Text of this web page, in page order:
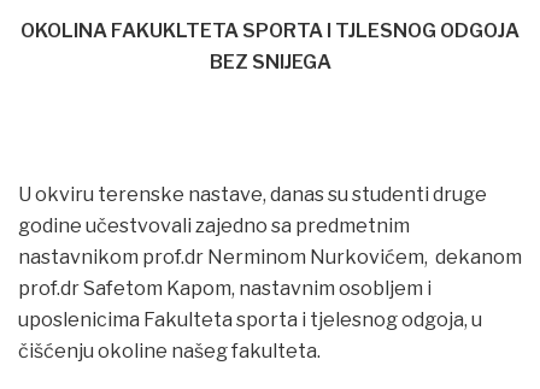
OKOLINA FAKUKLTETA SPORTA I TJLESNOG ODGOJA
BEZ SNIJEGA
U okviru terenske nastave, danas su studenti druge
godine učestvovali zajedno sa predmetnim
nastavnikom prof.dr Nerminom Nurkovićem, dekanom
prof.dr Safetom Kapom, nastavnim osobljem i
uposlenicima Fakulteta sporta i tjelesnog odgoja, u
čišćenju okoline našeg fakulteta.